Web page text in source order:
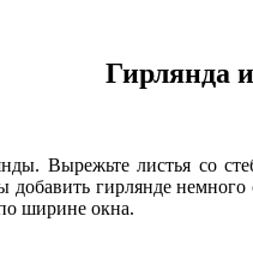
Гирлянда
Вырежьте листья со
гирлянде
ширине окна.